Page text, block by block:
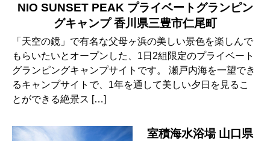
NIO SUNSET PEAK プライベートグランピン
グキャンプ 香川県三豊市仁尾町
「天空の鏡」で有名な父母ヶ浜の美しい景色を楽しんで
もらいたいとオープンした、1日2組限定のプライベート
グランピングキャンプサイトです。 瀬戸内海を一望でき
るキャンプサイトで、1年を通して美しい夕日を見るこ
とができる絶景ス […]
室積海水浴場 山口県